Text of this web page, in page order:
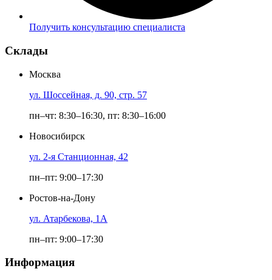
Получить консультацию специалиста
Склады
Москва
ул. Шоссейная, д. 90, стр. 57
пн–чт: 8:30–16:30, пт: 8:30–16:00
Новосибирск
ул. 2-я Станционная, 42
пн–пт: 9:00–17:30
Ростов-на-Дону
ул. Атарбекова, 1А
пн–пт: 9:00–17:30
Информация